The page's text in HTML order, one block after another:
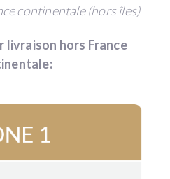
continentale (hors îles)
livraison hors France